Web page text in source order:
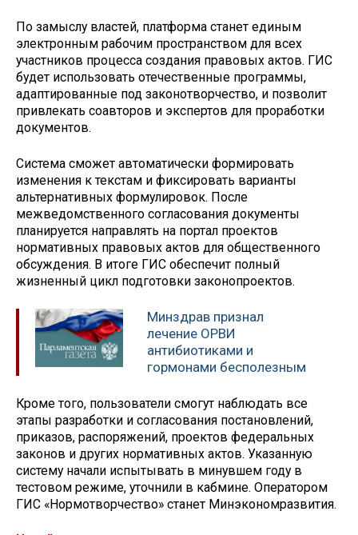
По замыслу властей, платформа станет единым
электронным рабочим пространством для всех
участников процесса создания правовых актов. ГИС
будет использовать отечественные программы,
адаптированные под законотворчество, и позволит
привлекать соавторов и экспертов для проработки
документов.
Система сможет автоматически формировать
изменения к текстам и фиксировать варианты
альтернативных формулировок. После
межведомственного согласования документы
планируется направлять на портал проектов
нормативных правовых актов для общественного
обсуждения. В итоге ГИС обеспечит полный
жизненный цикл подготовки законопроектов.
Минздрав признал
лечение ОРВИ
антибиотиками и
гормонами бесполезным
Кроме того, пользователи смогут наблюдать все
этапы разработки и согласования постановлений,
приказов, распоряжений, проектов федеральных
законов и других нормативных актов. Указанную
систему начали испытывать в минувшем году в
тестовом режиме, уточнили в кабмине. Оператором
ГИС «Нормотворчество» станет Минэкономразвития.